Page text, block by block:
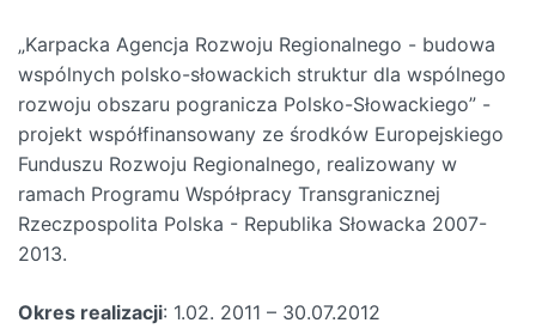
„Karpacka Agencja Rozwoju Regionalnego - budowa
wspólnych polsko-słowackich struktur dla wspólnego
rozwoju obszaru pogranicza Polsko-Słowackiego” -
projekt współfinansowany ze środków Europejskiego
Funduszu Rozwoju Regionalnego, realizowany w
ramach Programu Współpracy Transgranicznej
Rzeczpospolita Polska - Republika Słowacka 2007-
2013.
Okres realizacji: 1.02. 2011 – 30.07.2012